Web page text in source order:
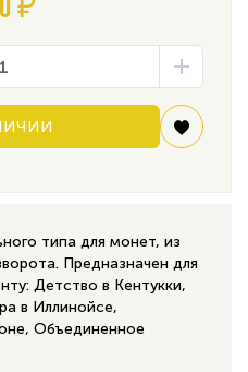
типа для монет, из
Предназначен для
Детство в Кентукки,
в Иллинойсе,
Объединенное